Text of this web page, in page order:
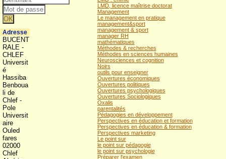
LMD, licence maîtrise doctorat
Management
Le management en pratique
management&sport
management & sport
manager RH
mathématiques
Méthodes & recherches
Méthodes en sciences humaines
Neurosciences et cognition
Noirs
outils pour enseigner
Ouvertures économiques
Ouvertures politiques
Ouvertures psychologiques
Ouvertures Sociologiques
Oxalis
parentalités
Pédagogies en développement
Perspectives en éducation et formation
Perspectives en éducation & formation
Perspectives marketing
Le point sur
le point sur pédagogie
le point sur psychologie
Préparer l'examen
Adresse
BUCENT
RALE -
CHLEF
Universit
é
Hassiba
Benboua
li de
Chlef -
Pole
Universit
aire
Ouled
fares
02000
Chlef